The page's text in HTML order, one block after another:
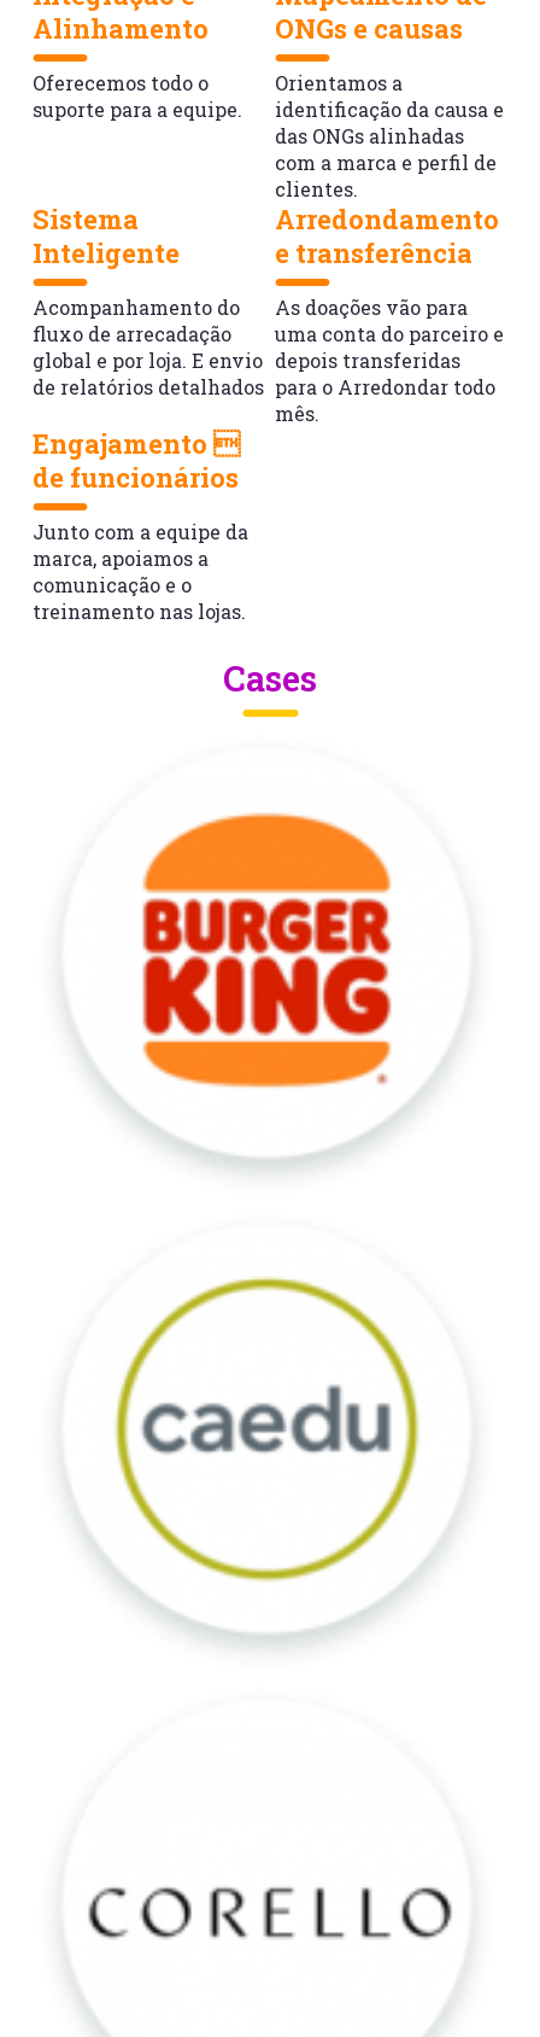
Alinhamento
Oferecemos todo o
suporte para a equipe.
ONGs e causas
Orientamos a
identificação da causa e
das ONGs alinhadas
com a marca e perfil de
clientes.
Sistema
Inteligente
Acompanhamento do
fluxo de arrecadação
global e por loja. E envio
de relatórios detalhados
Arredondamento
e transferência
As doações vão para
uma conta do parceiro e
depois transferidas
para o Arredondar todo
mês.
Engajamento 
de funcionários
Junto com a equipe da
marca, apoiamos a
comunicação e o
treinamento nas lojas.
Cases